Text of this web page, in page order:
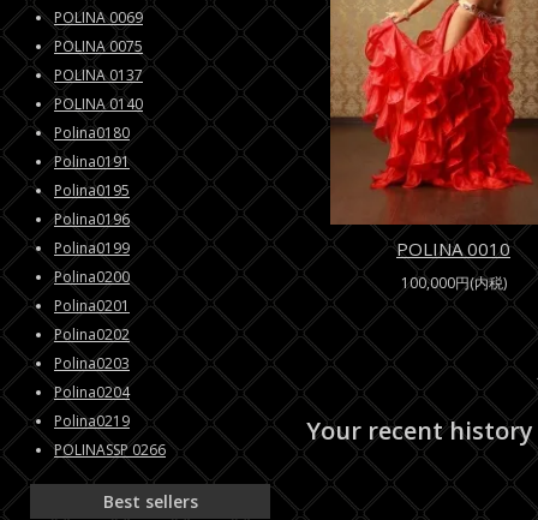
POLINA 0010
100,000円(内税)
Your recent history
POLINA 0069
POLINA 0075
POLINA 0137
POLINA 0140
Polina0180
Polina0191
Polina0195
Polina0196
Polina0199
Polina0200
Polina0201
Polina0202
Polina0203
Polina0204
Polina0219
POLINASSP 0266
Best sellers